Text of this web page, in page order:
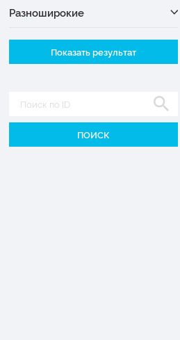
Разноширокие
Ширина
Диаметр
Показать результат